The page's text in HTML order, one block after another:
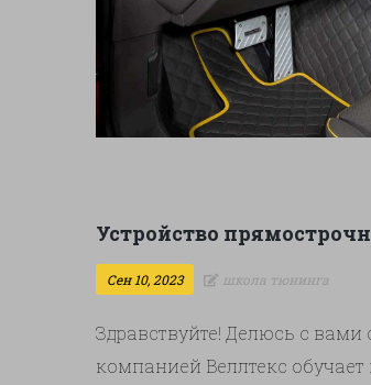
Устройство
Сен 10, 2023 школа тюнинга
Здравствуйте! Делюсь с
компанией Веллтекс